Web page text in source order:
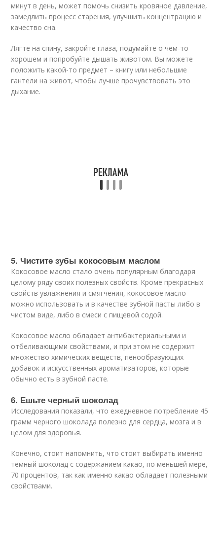
минут в день, может помочь снизить кровяное давление,
замедлить процесс старения, улучшить концентрацию и
качество сна.
Лягте на спину, закройте глаза, подумайте о чем-то
хорошем и попробуйте дышать животом. Вы можете
положить какой-то предмет – книгу или небольшие
гантели на живот, чтобы лучше прочувствовать это
дыхание.
5. Чистите зубы кокосовым маслом
Кокосовое масло стало очень популярным благодаря
целому ряду своих полезных свойств. Кроме прекрасных
свойств увлажнения и смягчения, кокосовое масло
можно использовать и в качестве зубной пасты либо в
чистом виде, либо в смеси с пищевой содой.
Кокосовое масло обладает антибактериальными и
отбеливающими свойствами, и при этом не содержит
множество химических веществ, пенообразующих
добавок и искусственных ароматизаторов, которые
обычно есть в зубной пасте.
6. Ешьте черный шоколад
Исследования показали, что ежедневное потребление 45
грамм черного шоколада полезно для сердца, мозга и в
целом для здоровья.
Конечно, стоит напомнить, что стоит выбирать именно
темный шоколад с содержанием какао, по меньшей мере,
70 процентов, так как именно какао обладает полезными
свойствами.